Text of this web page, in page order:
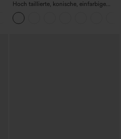
Hoch taillierte, konische, einfarbige
Anzughose mit Seitentaschen